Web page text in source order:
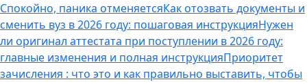
Спокойно, паника отменяетсяКак отозвать документы и
сменить вуз в 2026 году: пошаговая инструкцияНужен
ли оригинал аттестата при поступлении в 2026 году:
главные изменения и полная инструкцияПриоритет
зачисления : что это и как правильно выставить, чтобы